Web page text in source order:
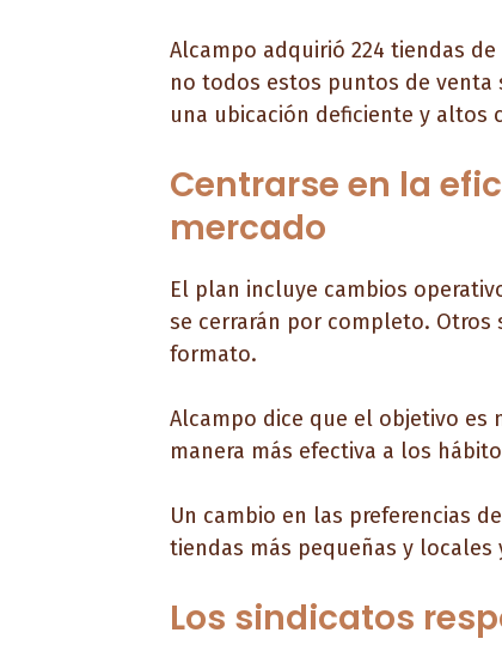
Alcampo adquirió 224 tiendas
no todos estos puntos de venta
una ubicación deficiente y altos
Centrarse en la
mercado
El plan incluye cambios
se cerrarán por completo.
formato.
Alcampo dice que el objetivo es
manera más efectiva a los
Un cambio en las preferencias
tiendas más pequeñas y locales
Los sindicatos